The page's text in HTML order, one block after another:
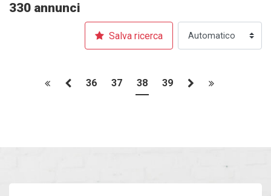
330 annunci
Salva ricerca
36 37 38 39